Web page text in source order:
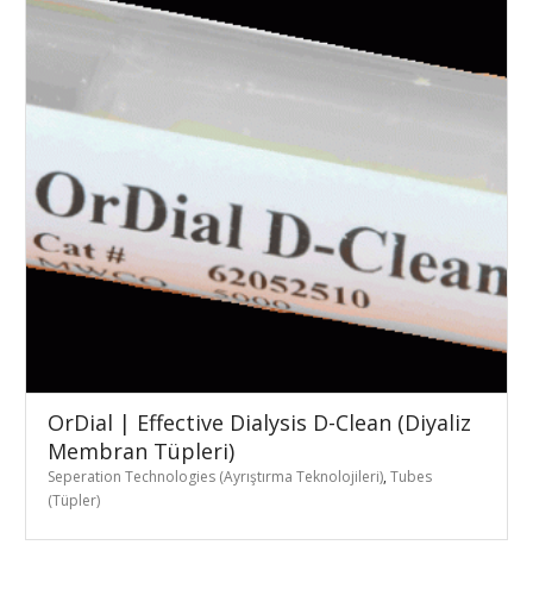
OrDial | Effective Dialysis D-Clean (Diyaliz
Membran Tüpleri)
Seperation Technologies (Ayrıştırma Teknolojileri),Tubes
(Tüpler)